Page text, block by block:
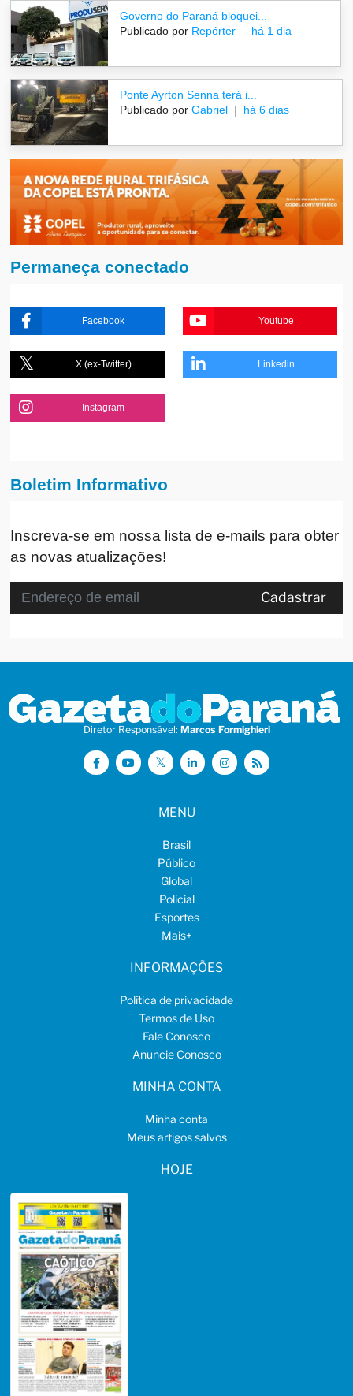
Governo do Paraná bloquei...
Publicado por Repórter há 1 dia
Ponte Ayrton Senna terá i...
Publicado por Gabriel há 6 dias
Permaneça conectado
Facebook Youtube
X (ex-Twitter) Linkedin
Instagram
Boletim Informativo
Inscreva-se em nossa lista de e-mails para obter
as novas atualizações!
Cadastrar
Diretor Responsável: Marcos Formighieri
MENU
Brasil
Público
Global
Policial
Esportes
Mais+
INFORMAÇÕES
Política de privacidade
Termos de Uso
Fale Conosco
Anuncie Conosco
MINHA CONTA
Minha conta
Meus artigos salvos
HOJE